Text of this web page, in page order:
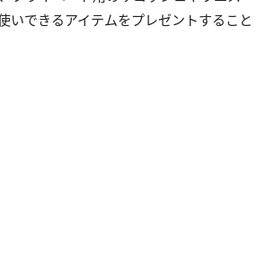
いできるアイテムをプレゼントすること